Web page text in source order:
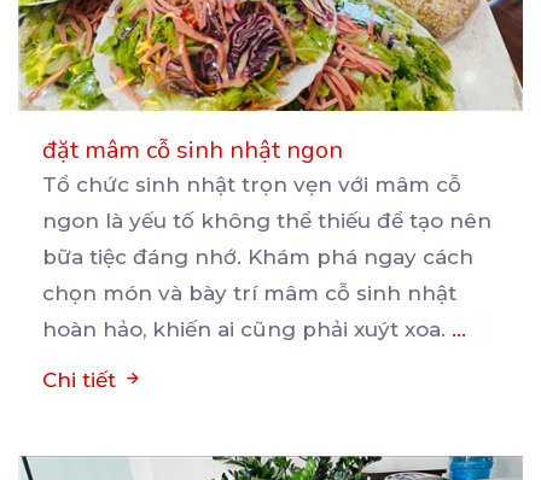
đặt mâm cỗ sinh nhật ngon
Tổ chức sinh nhật trọn vẹn với mâm cỗ
ngon là yếu tố không thể thiếu để tạo nên
bữa tiệc đáng nhớ. Khám phá ngay cách
chọn món và bày trí mâm cỗ sinh nhật
hoàn hảo, khiến ai cũng phải xuýt xoa. ...
Chi tiết